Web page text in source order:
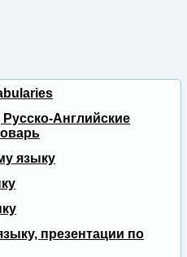
Английские
языку
презентации по